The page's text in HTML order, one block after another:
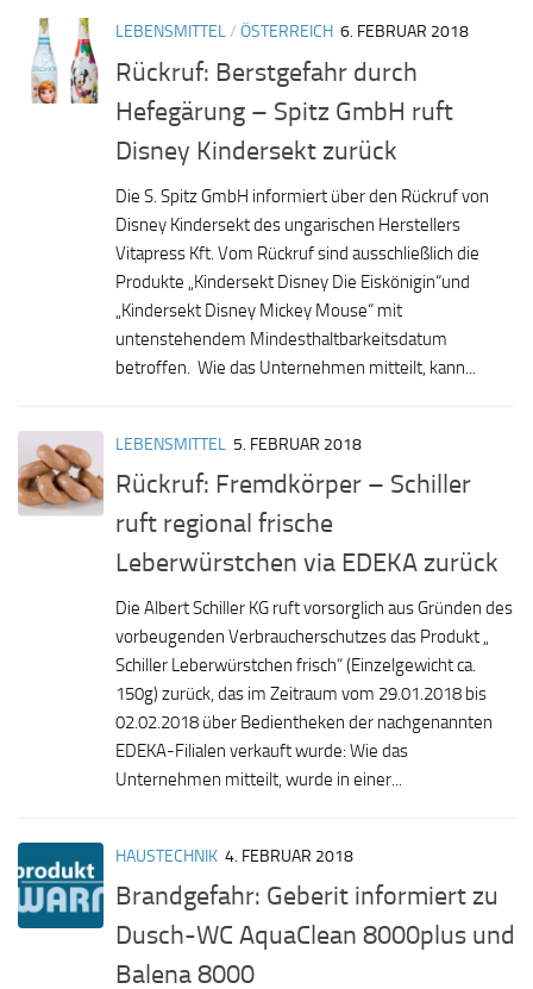
LEBENSMITTEL/ ÖSTERREICH 6. FEBRUAR 2018
Rückruf: Berstgefahr durch
Hefegärung – Spitz GmbH ruft
Disney Kindersekt zurück
Die S. Spitz GmbH informiert über den Rückruf von
Disney Kindersekt des ungarischen Herstellers
Vitapress Kft. Vom Rückruf sind ausschließlich die
Produkte „Kindersekt Disney Die Eiskönigin“und
„Kindersekt Disney Mickey Mouse“ mit
untenstehendem Mindesthaltbarkeitsdatum
betroffen. Wie das Unternehmen mitteilt, kann...
LEBENSMITTEL 5. FEBRUAR 2018
Rückruf: Fremdkörper – Schiller
ruft regional frische
Leberwürstchen via EDEKA zurück
Die Albert Schiller KG ruft vorsorglich aus Gründen des
vorbeugenden Verbraucherschutzes das Produkt „
Schiller Leberwürstchen frisch“ (Einzelgewicht ca.
150g) zurück, das im Zeitraum vom 29.01.2018 bis
02.02.2018 über Bedientheken der nachgenannten
EDEKA-Filialen verkauft wurde: Wie das
Unternehmen mitteilt, wurde in einer...
HAUSTECHNIK 4. FEBRUAR 2018
Brandgefahr: Geberit informiert zu
Dusch-WC AquaClean 8000plus und
Balena 8000